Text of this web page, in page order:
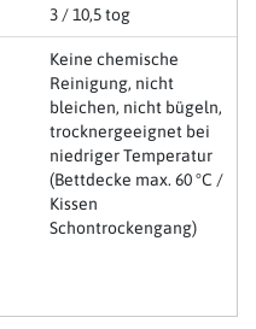
3 / 10,5 tog
Keine chemische
Reinigung, nicht
bleichen, nicht bügeln,
trocknergeeignet bei
niedriger Temperatur
(Bettdecke max. 60 °C /
Kissen
Schontrockengang)